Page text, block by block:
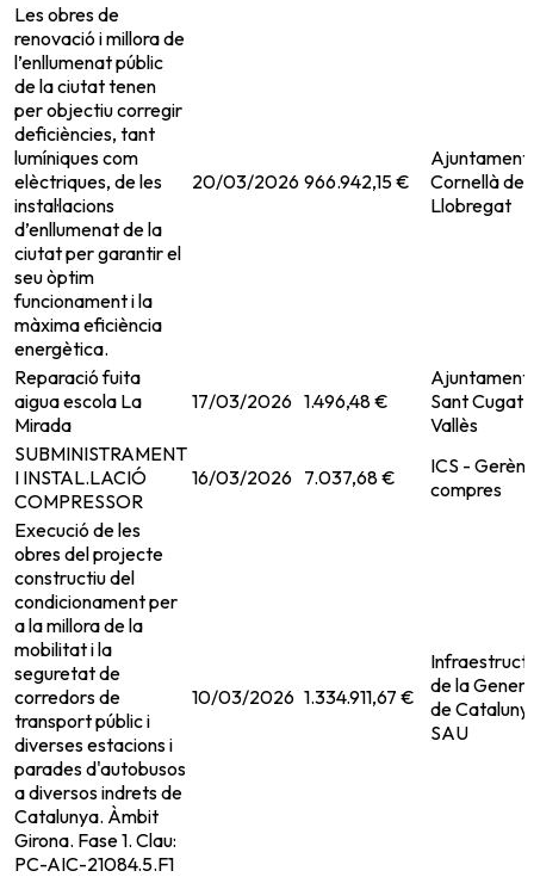
Les obres de
renovació i millora de
l’enllumenat públic
de la ciutat tenen
per objectiu corregir
deficiències, tant
lumíniques com
elèctriques, de les
instal·lacions
d’enllumenat de la
ciutat per garantir el
seu òptim
funcionament i la
màxima eficiència
energètica.
20/03/2026 966.942,15 €
Ajuntament
Cornellà de
Llobregat
Reparació fuita
aigua escola La
Mirada
17/03/2026 1.496,48 €
Ajuntament
Sant Cugat
Vallès
SUBMINISTRAMENT
I INSTAL.LACIÓ
COMPRESSOR
16/03/2026 7.037,68 €
ICS -
compres
Execució de les
obres del projecte
constructiu del
condicionament per
a la millora de la
mobilitat i la
seguretat de
corredors de
transport públic i
diverses estacions i
parades d'autobusos
a diversos indrets de
Catalunya. Àmbit
Girona. Fase 1. Clau:
PC-AIC-21084.5.F1
10/03/2026 1.334.911,67 €
de la
de
SAU